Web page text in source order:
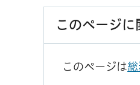
このページ
このページは